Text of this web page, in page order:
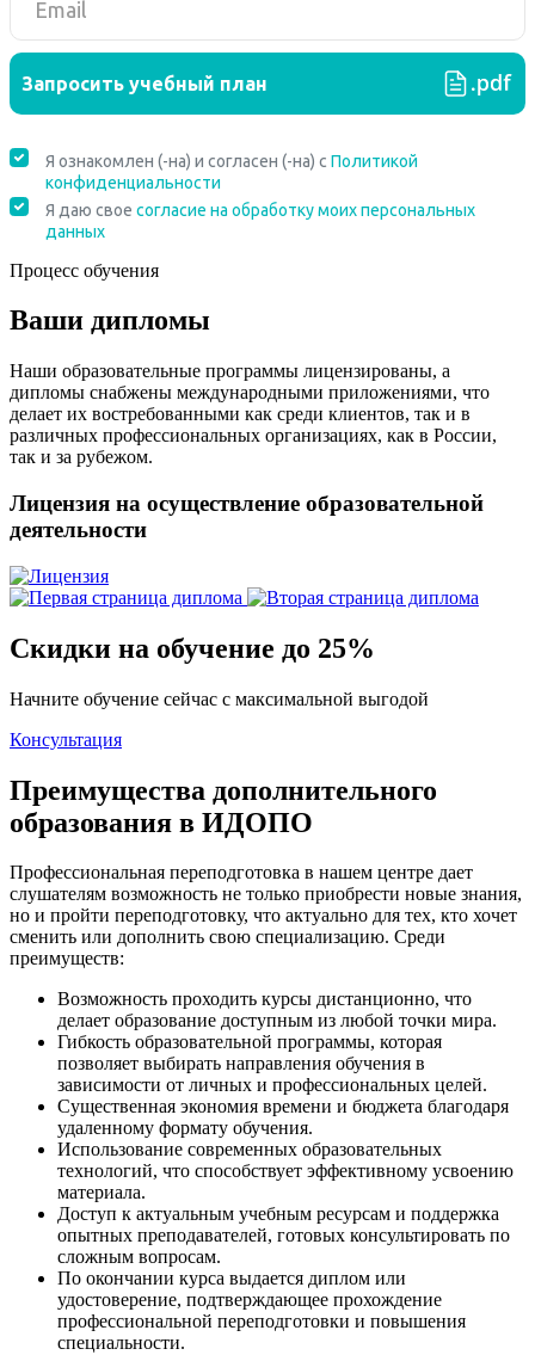
Процесс обучения
Ваши дипломы
Наши образовательные программы лицензированы, а
дипломы снабжены международными приложениями, что
делает их востребованными как среди клиентов, так и в
различных профессиональных организациях, как в России,
так и за рубежом.
Лицензия на осуществление образовательной
деятельности
Скидки на обучение до 25%
Начните обучение сейчас с максимальной выгодой
Консультация
Преимущества дополнительного
образования в ИДОПО
Профессиональная переподготовка в нашем центре дает
слушателям возможность не только приобрести новые знания,
но и пройти переподготовку, что актуально для тех, кто хочет
сменить или дополнить свою специализацию. Среди
преимуществ:
Возможность проходить курсы дистанционно, что
делает образование доступным из любой точки мира.
Гибкость образовательной программы, которая
позволяет выбирать направления обучения в
зависимости от личных и профессиональных целей.
Существенная экономия времени и бюджета благодаря
удаленному формату обучения.
Использование современных образовательных
технологий, что способствует эффективному усвоению
материала.
Доступ к актуальным учебным ресурсам и поддержка
опытных преподавателей, готовых консультировать по
сложным вопросам.
По окончании курса выдается диплом или
удостоверение, подтверждающее прохождение
профессиональной переподготовки и повышения
специальности.